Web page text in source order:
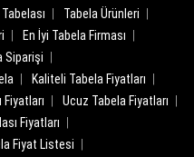
Tabela Ürünleri
En İyi Tabela Firması
Siparişi
Kaliteli Tabela Fiyatları
Fiyatları
Ucuz Tabela Fiyatları
Fiyatları
Fiyat Listesi